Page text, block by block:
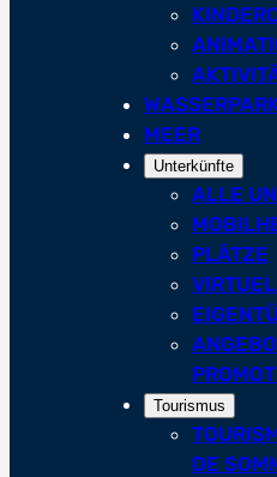
MEER
Unterkünfte
ALLE
PLÄTZE
Tourismus
DE